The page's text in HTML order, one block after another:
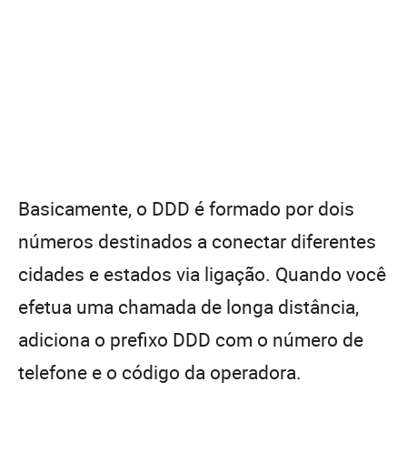
Basicamente, o DDD é formado por dois
números destinados a conectar diferentes
cidades e estados via ligação. Quando você
efetua uma chamada de longa distância,
adiciona o prefixo DDD com o número de
telefone e o código da operadora.